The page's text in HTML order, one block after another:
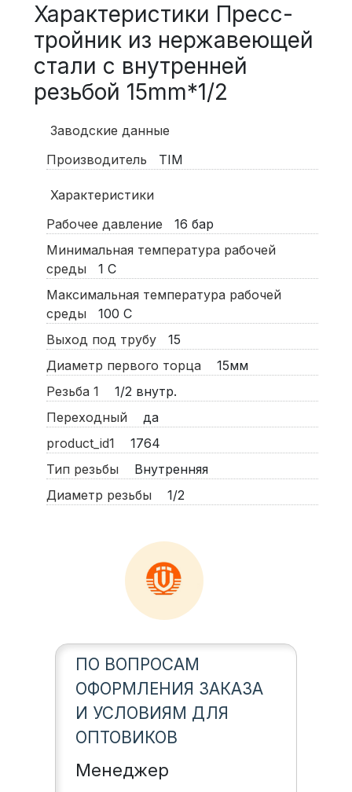
Характеристики Пресс-
тройник из нержавеющей
стали с внутренней
резьбой 15mm*1/2
Заводские данные
Производитель
TIM
Характеристики
Рабочее давление
16 бар
Минимальная температура рабочей
среды
1 С
Максимальная температура рабочей
среды
100 С
Выход под трубу
15
Диаметр первого торца
15мм
Резьба 1
1/2 внутр.
Переходный
да
product_id1
1764
Тип резьбы
Внутренняя
Диаметр резьбы
1/2
ПО ВОПРОСАМ
ОФОРМЛЕНИЯ ЗАКАЗА
И УСЛОВИЯМ ДЛЯ
ОПТОВИКОВ
Менеджер